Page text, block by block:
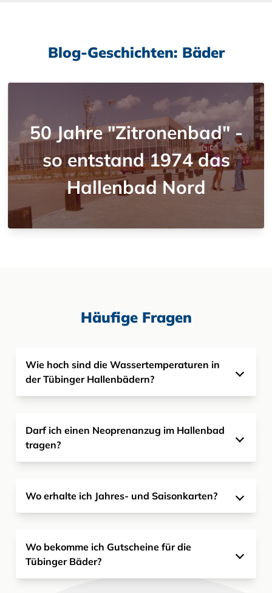
Blog-Geschichten: Bäder
50 Jahre "Zitronenbad" -
so entstand 1974 das
Hallenbad Nord
Häufige Fragen
Wie hoch sind die Wassertemperaturen in
der Tübinger Hallenbädern?
Darf ich einen Neoprenanzug im Hallenbad
tragen?
Wo erhalte ich Jahres- und Saisonkarten?
Wo bekomme ich Gutscheine für die
Tübinger Bäder?